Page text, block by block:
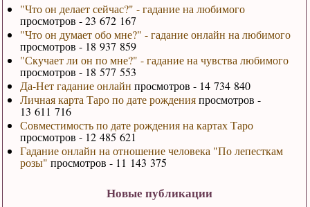
"Что он делает сейчас?" - гадание на любимого
просмотров - 23 672 167
"Что он думает обо мне?" - гадание онлайн на любимого
просмотров - 18 937 859
"Скучает ли он по мне?" - гадание на чувства любимого
просмотров - 18 577 553
Да-Нет гадание онлайн просмотров - 14 734 840
Личная карта Таро по дате рожденияпросмотров -
13 611 716
Совместимость по дате рождения на картах Таро
просмотров - 12 485 621
Гадание онлайн на отношение человека "По лепесткам
розы" просмотров - 11 143 375
Новые публикации